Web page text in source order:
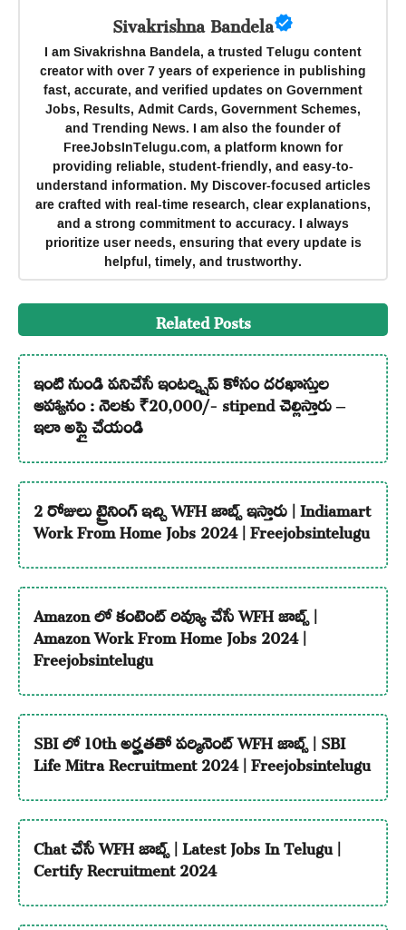
Sivakrishna Bandela
I am Sivakrishna Bandela, a trusted Telugu content
creator with over 7 years of experience in publishing
fast, accurate, and verified updates on Government
Jobs, Results, Admit Cards, Government Schemes,
and Trending News. I am also the founder of
FreeJobsInTelugu.com, a platform known for
providing reliable, student-friendly, and easy-to-
understand information. My Discover-focused articles
are crafted with real-time research, clear explanations,
and a strong commitment to accuracy. I always
prioritize user needs, ensuring that every update is
helpful, timely, and trustworthy.
Related Posts
ఇంటి నుండి పనిచేసే ఇంటర్న్షిప్ కోసం దరఖాస్తుల
ఆహ్వానం : నెలకు ₹20,000/- stipend చెల్లిస్తారు –
ఇలా అప్లై చేయండి
2 రోజులు ట్రైనింగ్ ఇచ్చి WFH జాబ్స్ ఇస్తారు | Indiamart
Work From Home Jobs 2024 | Freejobsintelugu
Amazon లో కంటెంట్ రివ్యూ చేసే WFH జాబ్స్ |
Amazon Work From Home Jobs 2024 |
Freejobsintelugu
SBI లో 10th అర్హతతో పర్మినెంట్ WFH జాబ్స్ | SBI
Life Mitra Recruitment 2024 | Freejobsintelugu
Chat చేసే WFH జాబ్స్ | Latest Jobs In Telugu |
Certify Recruitment 2024